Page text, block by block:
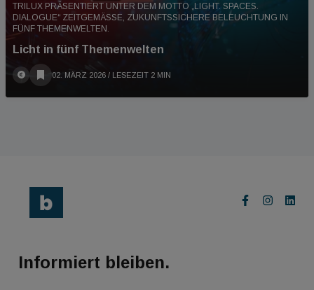
TRILUX PRÄSENTIERT UNTER DEM MOTTO „LIGHT. SPACES.
DIALOGUE“ ZEITGEMÄSSE, ZUKUNFTSSICHERE BELEUCHTUNG IN F
ÜNF THEMENWELTEN.
Licht in fünf Themenwelten
02. MÄRZ 2026 / LESEZEIT 2 MIN
Informiert bleiben.